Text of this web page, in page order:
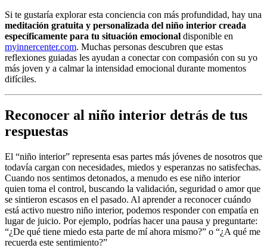
Si te gustaría explorar esta conciencia con más profundidad, hay una
meditación gratuita y personalizada del niño interior creada
específicamente para tu situación emocional disponible en
myinnercenter.com. Muchas personas descubren que estas
reflexiones guiadas les ayudan a conectar con compasión con su yo
más joven y a calmar la intensidad emocional durante momentos
difíciles.
Reconocer al niño interior detrás de tus
respuestas
El “niño interior” representa esas partes más jóvenes de nosotros que
todavía cargan con necesidades, miedos y esperanzas no satisfechas.
Cuando nos sentimos detonados, a menudo es ese niño interior
quien toma el control, buscando la validación, seguridad o amor que
se sintieron escasos en el pasado. Al aprender a reconocer cuándo
está activo nuestro niño interior, podemos responder con empatía en
lugar de juicio. Por ejemplo, podrías hacer una pausa y preguntarte:
“¿De qué tiene miedo esta parte de mí ahora mismo?” o “¿A qué me
recuerda este sentimiento?”